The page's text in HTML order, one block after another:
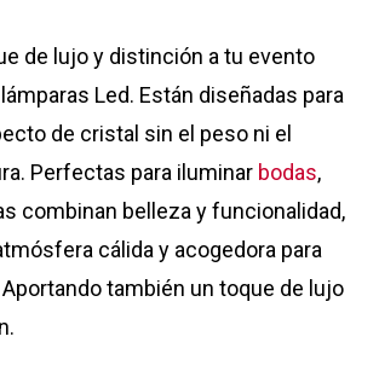
de lujo y distinción a tu evento
Led. Están diseñadas para
de cristal sin el peso ni el
Perfectas para iluminar bodas,
combinan belleza y funcionalidad,
cálida y acogedora para
también un toque de lujo